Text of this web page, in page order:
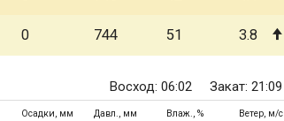
0 744 51 3.8
Восход: 06:02 Закат: 21:09
Осадки, мм Давл., мм Влаж., % Ветер, м/с